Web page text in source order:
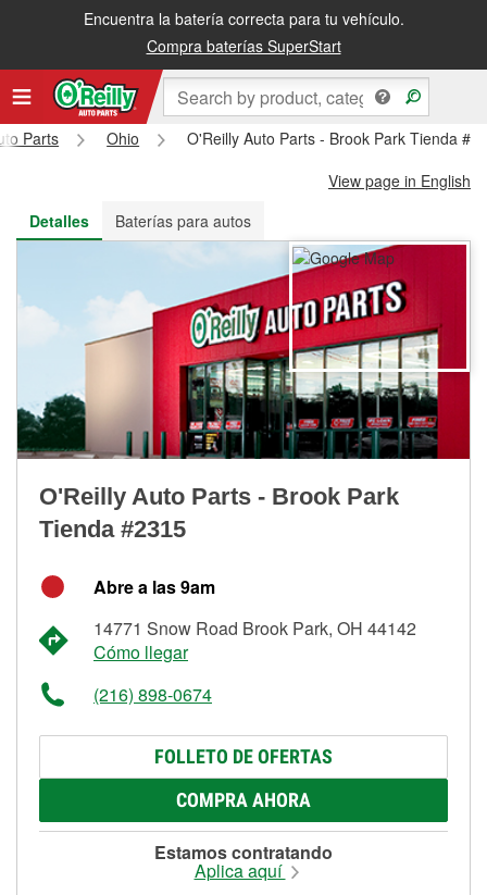
Encuentra la batería correcta para tu vehículo.
Compra baterías SuperStart
Recibe tu orden gratis al día siguiente o recógela en la tienda
Parts Ohio
O'Reilly Auto Parts - Brook Park Tienda
View page in English
Detalles
Baterías para autos
O'Reilly Auto Parts - Brook Park
Tienda #2315
Abre a las 9am
14771 Snow Road Brook Park, OH 44142
Cómo llegar
(216) 898-0674
FOLLETO DE OFERTAS
COMPRA AHORA
Estamos contratando
Aplica aquí